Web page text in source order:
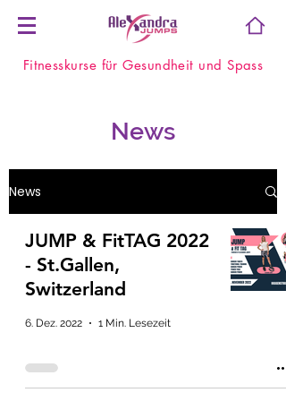
Fitnesskurse für Gesundheit und Spass
News
News
JUMP & FitTAG 2022
- St.Gallen,
Switzerland
6. Dez. 2022 1 Min. Lesezeit